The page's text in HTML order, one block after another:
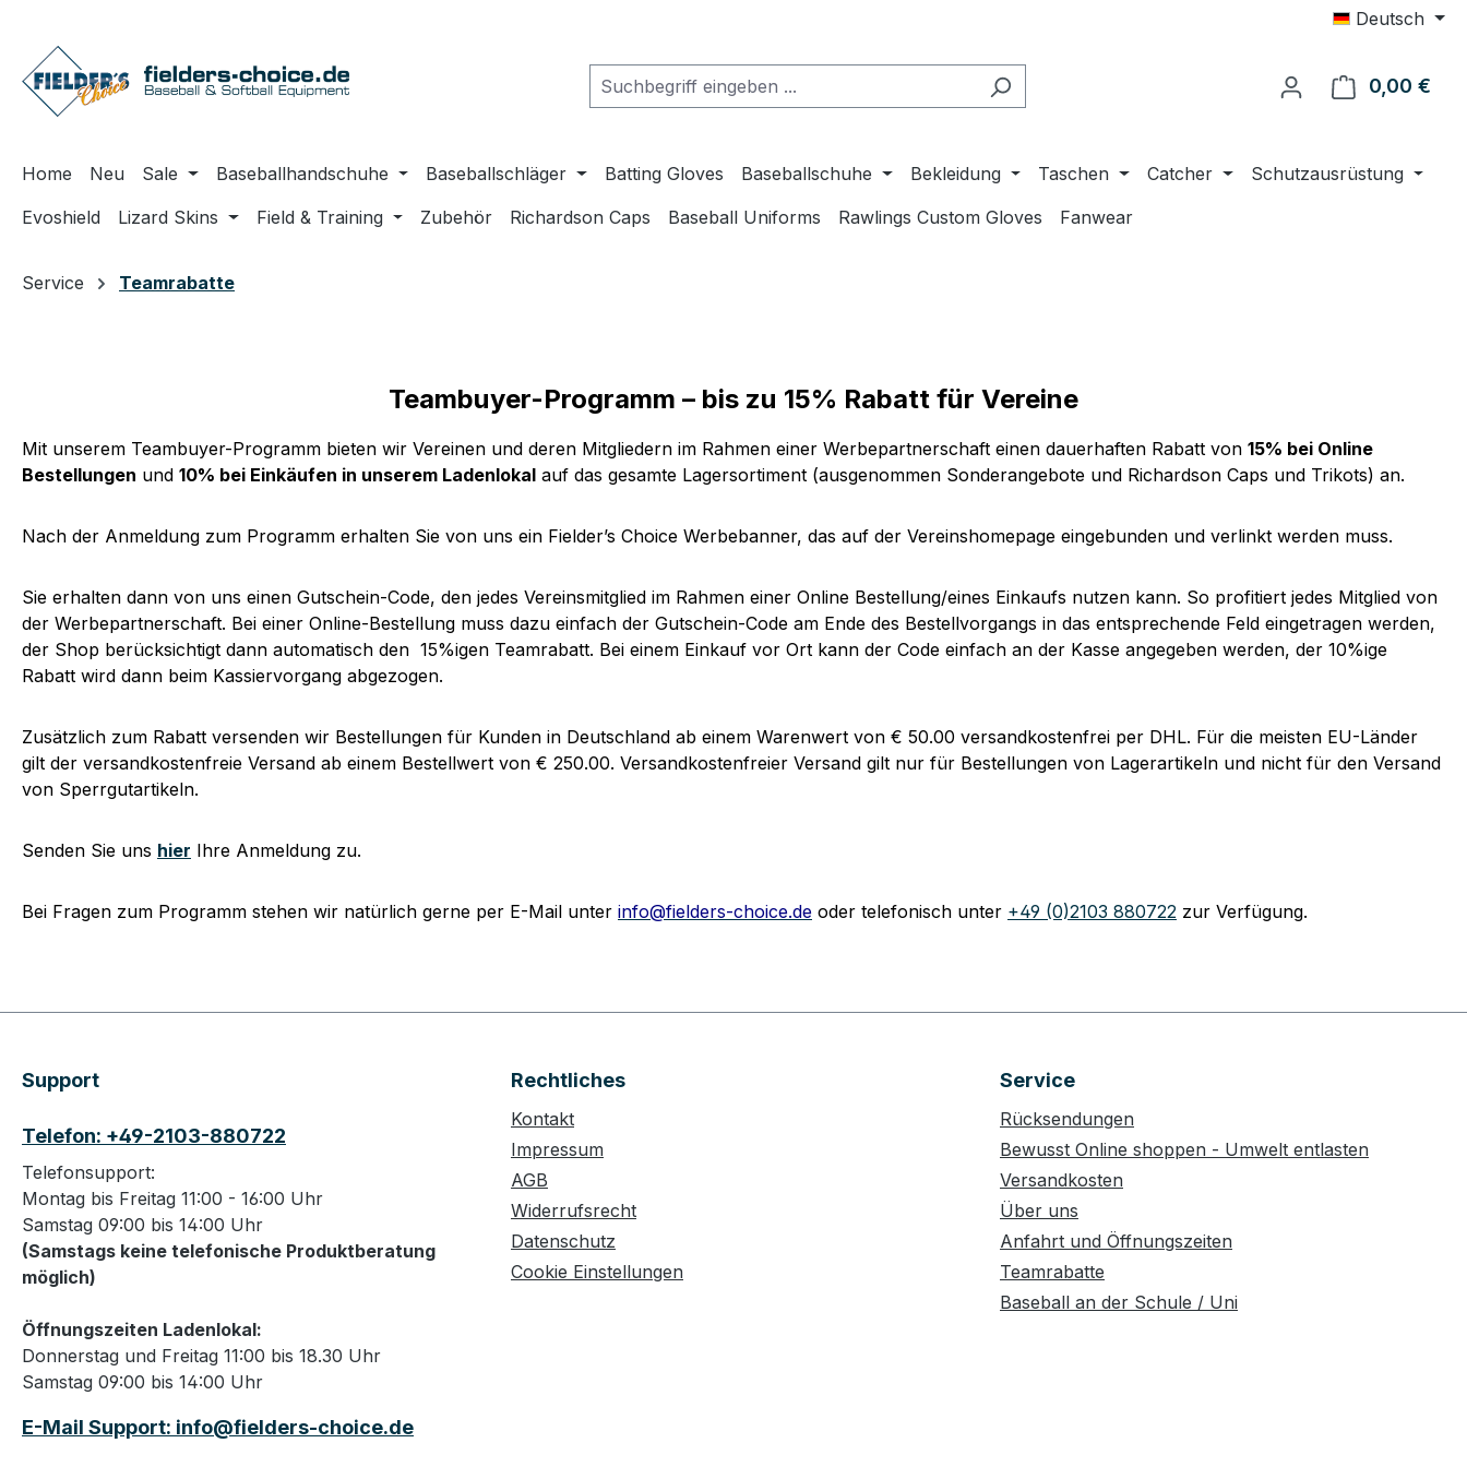
Deutsch
0,00 €
Home Neu Sale Baseballhandschuhe Baseballschläger Batting Gloves Baseballschuhe Bekleidung Taschen Catcher
Schutzausrüstung
Evoshield
Lizard Skins Field & Training Zubehör Richardson Caps Baseball Uniforms Rawlings Custom Gloves Fanwear
Service Teamrabatte
Teambuyer-Programm – bis zu 15% Rabatt für Vereine
Mit unserem Teambuyer-Programm bieten wir Vereinen und deren Mitgliedern im Rahmen einer Werbepartnerschaft einen dauerhaften Rabatt von 15% bei Online
Bestellungen und 10% bei Einkäufen in unserem Ladenlokal auf das gesamte Lagersortiment (ausgenommen Sonderangebote und Richardson Caps und Trikots) an.
Nach der Anmeldung zum Programm erhalten Sie von uns ein Fielder’s Choice Werbebanner, das auf der Vereinshomepage eingebunden und verlinkt werden muss.
Sie erhalten dann von uns einen Gutschein-Code, den jedes Vereinsmitglied im Rahmen einer Online Bestellung/eines Einkaufs nutzen kann. So profitiert jedes Mitglied von
der Werbepartnerschaft. Bei einer Online-Bestellung muss dazu einfach der Gutschein-Code am Ende des Bestellvorgangs in das entsprechende Feld eingetragen werden,
der Shop berücksichtigt dann automatisch den 15%igen Teamrabatt. Bei einem Einkauf vor Ort kann der Code einfach an der Kasse angegeben werden, der 10%ige
Rabatt wird dann beim Kassiervorgang abgezogen.
Zusätzlich zum Rabatt versenden wir Bestellungen für Kunden in Deutschland ab einem Warenwert von € 50.00 versandkostenfrei per DHL. Für die meisten EU-Länder
gilt der versandkostenfreie Versand ab einem Bestellwert von € 250.00. Versandkostenfreier Versand gilt nur für Bestellungen von Lagerartikeln und nicht für den Versand
von Sperrgutartikeln.
Senden Sie uns hier Ihre Anmeldung zu.
Bei Fragen zum Programm stehen wir natürlich gerne per E-Mail unter info@fielders-choice.de oder telefonisch unter +49 (0)2103 880722 zur Verfügung.
Support
Telefon: +49-2103-880722
Telefonsupport:
Montag bis Freitag 11:00 - 16:00 Uhr
Samstag 09:00 bis 14:00 Uhr
(Samstags keine telefonische Produktberatung
möglich)
Öffnungszeiten Ladenlokal:
Donnerstag und Freitag 11:00 bis 18.30 Uhr
Samstag 09:00 bis 14:00 Uhr
E-Mail Support: info@fielders-choice.de
Rechtliches
Kontakt
Impressum
AGB
Widerrufsrecht
Datenschutz
Cookie Einstellungen
Service
Rücksendungen
Bewusst Online shoppen - Umwelt entlasten
Versandkosten
Über uns
Anfahrt und Öffnungszeiten
Teamrabatte
Baseball an der Schule / Uni